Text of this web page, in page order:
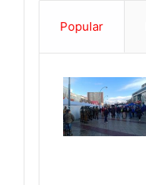
Popular